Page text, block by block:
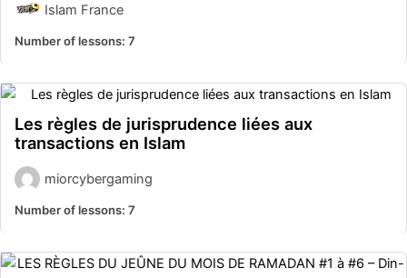
Islam France
Number of lessons: 7
Les règles de jurisprudence liées aux
transactions en Islam
miorcybergaming
Number of lessons: 7